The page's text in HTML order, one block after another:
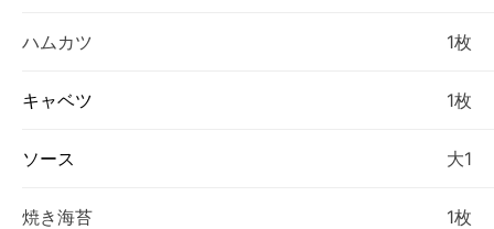
ハムカツ 1枚
キャベツ 1枚
ソース 大1
焼き海苔 1枚